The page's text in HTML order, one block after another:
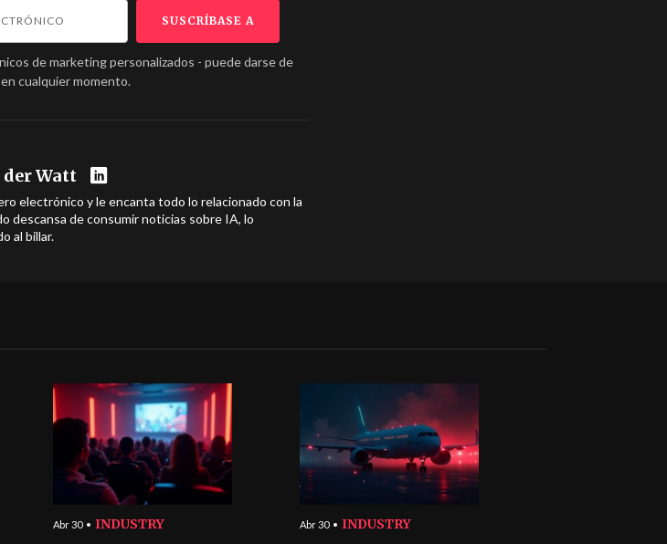
de marketing personalizados - puede darse de
cualquier momento.
der Watt
electrónico y le encanta todo lo relacionado con la
descansa de consumir noticias sobre IA, lo
al billar.
Abr 30 INDUSTRY Abr 30 INDUSTRY